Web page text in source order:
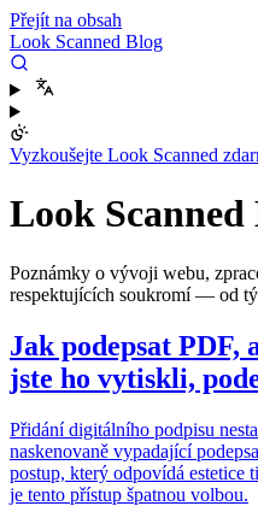
Přejít na obsah
Look Scanned Blog
Vyzkoušejte Look Scanned
Look Scanned
Poznámky o vývoji webu,
respektujících soukromí — od
Jak podepsat PDF,
jste ho vytiskli,
Přidání digitálního podpisu
naskenovaně vypadající
postup, který odpovídá estetice
je tento přístup špatnou volbou.